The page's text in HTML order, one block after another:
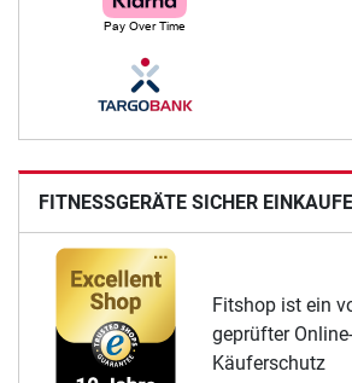
FITNESSGERÄTE SICHER
Fitshop ist ein
geprüfter
Käuferschutz